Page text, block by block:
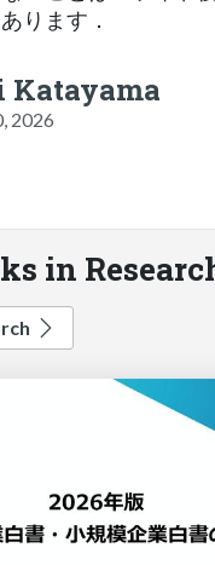
ります．
Katayama
2026
in